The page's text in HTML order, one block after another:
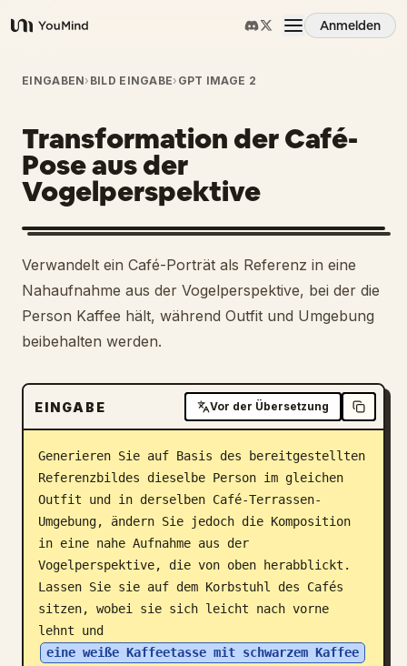
YouMind
Anmelden
Übersicht
Anwendungsfälle
Fähigkeiten
Prompts
Preise
Blog
Updates
EINGABEN› BILD EINGABE› GPT IMAGE 2
Transformation der Café-
Pose aus der
Vogelperspektive
Verwandelt ein Café-Porträt als Referenz in eine
Nahaufnahme aus der Vogelperspektive, bei der die
Person Kaffee hält, während Outfit und Umgebung
beibehalten werden.
EINGABE Vor der Übersetzung
Generieren Sie auf Basis des bereitgestellten
Referenzbildes dieselbe Person im gleichen
Outfit und in derselben Café-Terrassen-
Umgebung, ändern Sie jedoch die Komposition
in eine nahe Aufnahme aus der
Vogelperspektive, die von oben herabblickt.
Lassen Sie sie auf dem Korbstuhl des Cafés
sitzen, wobei sie sich leicht nach vorne
lehnt und
eine weiße Kaffeetasse mit schwarzem Kaffee